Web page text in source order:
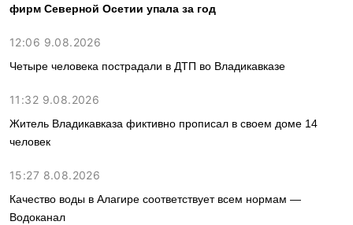
фирм Северной Осетии упала за год
12:06 9.08.2026
Четыре человека пострадали в ДТП во Владикавказе
11:32 9.08.2026
Житель Владикавказа фиктивно прописал в своем доме 14
человек
15:27 8.08.2026
Качество воды в Алагире соответствует всем нормам —
Водоканал